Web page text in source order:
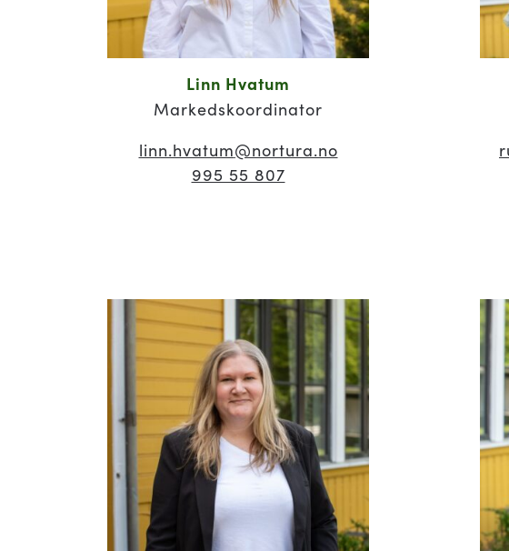
Linn Hvatum
linn.hvatum@nortura.no